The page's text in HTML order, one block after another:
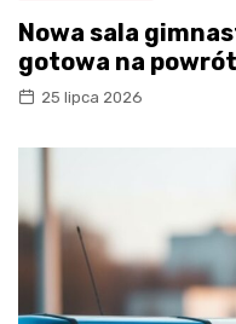
Nowa sala
gotowa na
25 lipca 2026